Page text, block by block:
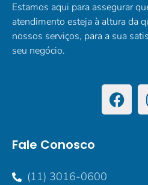
Estamos aqui para assegurar
atendimento esteja à altura da
nossos serviços, para a sua
seu negócio.
Fale Conosco
(11) 3016-0600